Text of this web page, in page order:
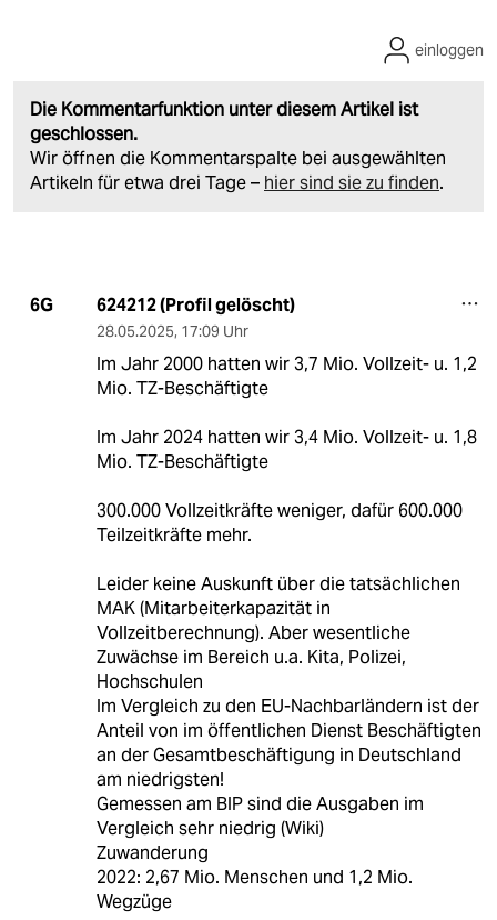
Die Kommentarfunktion unter diesem Artikel ist
geschlossen.
Wir öffnen die Kommentarspalte bei ausgewählten
Artikeln für etwa drei Tage – hier sind sie zu finden.
einloggen
6G 624212 (Profil gelöscht)
28.05.2025, 17:09 Uhr
Im Jahr 2000 hatten wir 3,7 Mio. Vollzeit- u. 1,2
Mio. TZ-Beschäftigte
Im Jahr 2024 hatten wir 3,4 Mio. Vollzeit- u. 1,8
Mio. TZ-Beschäftigte
300.000 Vollzeitkräfte weniger, dafür 600.000
Teilzeitkräfte mehr.
Leider keine Auskunft über die tatsächlichen
MAK (Mitarbeiterkapazität in
Vollzeitberechnung). Aber wesentliche
Zuwächse im Bereich u.a. Kita, Polizei,
Hochschulen
Im Vergleich zu den EU-Nachbarländern ist der
Anteil von im öffentlichen Dienst Beschäftigten
an der Gesamtbeschäftigung in Deutschland
am niedrigsten!
Gemessen am BIP sind die Ausgaben im
Vergleich sehr niedrig (Wiki)
Zuwanderung
2022: 2,67 Mio. Menschen und 1,2 Mio.
Wegzüge